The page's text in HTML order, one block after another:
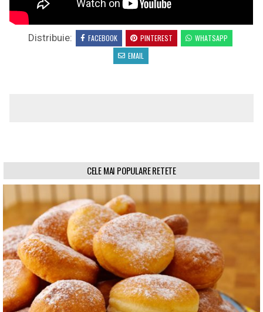
Distribuie: FACEBOOK PINTEREST
WHATSAPP
EMAIL
CELE MAI POPULARE RETETE